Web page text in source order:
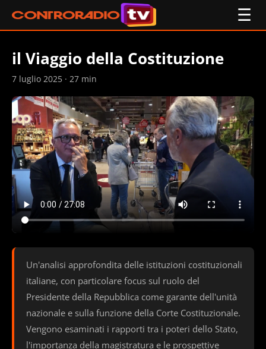
☰
il Viaggio della Costituzione
7 luglio 2025 · 27 min
Un'analisi approfondita delle istituzioni costituzionali
italiane, con particolare focus sul ruolo del
Presidente della Repubblica come garante dell'unità
nazionale e sulla funzione della Corte Costituzionale.
Vengono esaminati i rapporti tra i poteri dello Stato,
l'importanza della magistratura e le prospettive